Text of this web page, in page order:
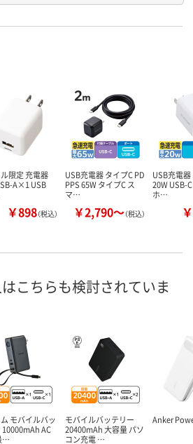
限定 充電器
A×1 USB
￥898（税込）
USB充電器 タイプC PD
PPS 65W タイプC ス
マ…
￥2,790～（税込）
USB充電器
20W USB-
ホ…
こちらも検討されていま
モバイルバッ
10000mAh AC
…
モバイルバッテリー
20400mAh 大容量 パソ
コン充電 …
Anker